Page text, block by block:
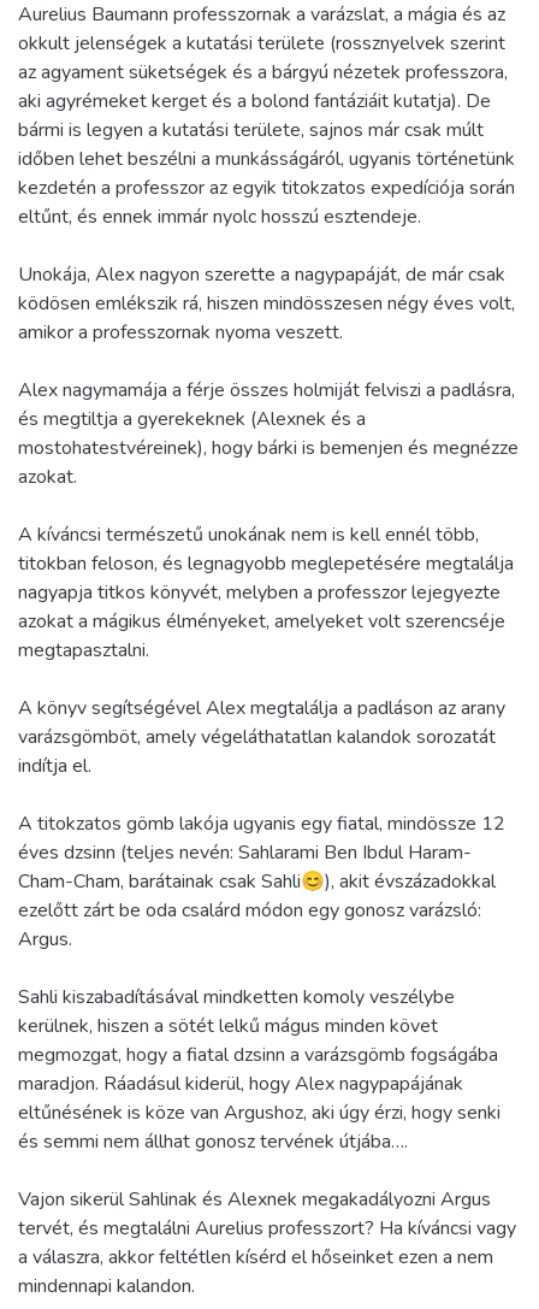
Aurelius Baumann professzornak a varázslat, a mágia és az
okkult jelenségek a kutatási területe (rossznyelvek szerint
az agyament süketségek és a bárgyú nézetek professzora,
aki agyrémeket kerget és a bolond fantáziáit kutatja). De
bármi is legyen a kutatási területe, sajnos már csak múlt
időben lehet beszélni a munkásságáról, ugyanis történetünk
kezdetén a professzor az egyik titokzatos expedíciója során
eltűnt, és ennek immár nyolc hosszú esztendeje.
Unokája, Alex nagyon szerette a nagypapáját, de már csak
ködösen emlékszik rá, hiszen mindösszesen négy éves volt,
amikor a professzornak nyoma veszett.
Alex nagymamája a férje összes holmiját felviszi a padlásra,
és megtiltja a gyerekeknek (Alexnek és a
mostohatestvéreinek), hogy bárki is bemenjen és megnézze
azokat.
A kíváncsi természetű unokának nem is kell ennél több,
titokban feloson, és legnagyobb meglepetésére megtalálja
nagyapja titkos könyvét, melyben a professzor lejegyezte
azokat a mágikus élményeket, amelyeket volt szerencséje
megtapasztalni.
A könyv segítségével Alex megtalálja a padláson az arany
varázsgömböt, amely végeláthatatlan kalandok sorozatát
indítja el.
A titokzatos gömb lakója ugyanis egy fiatal, mindössze 12
éves dzsinn (teljes nevén: Sahlarami Ben Ibdul Haram-
Cham-Cham, barátainak csak Sahli😊), akit évszázadokkal
ezelőtt zárt be oda csalárd módon egy gonosz varázsló:
Argus.
Sahli kiszabadításával mindketten komoly veszélybe
kerülnek, hiszen a sötét lelkű mágus minden követ
megmozgat, hogy a fiatal dzsinn a varázsgömb fogságába
maradjon. Ráadásul kiderül, hogy Alex nagypapájának
eltűnésének is köze van Argushoz, aki úgy érzi, hogy senki
és semmi nem állhat gonosz tervének útjába….
Vajon sikerül Sahlinak és Alexnek megakadályozni Argus
tervét, és megtalálni Aurelius professzort? Ha kíváncsi vagy
a válaszra, akkor feltétlen kísérd el hőseinket ezen a nem
mindennapi kalandon.